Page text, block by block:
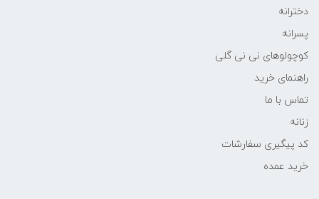
دخترانه
پسرانه
کوچولوهای نی نی گلی
راهنمای خرید
تماس با ما
زنانه
کد پیگیری سفارشات
خرید عمده